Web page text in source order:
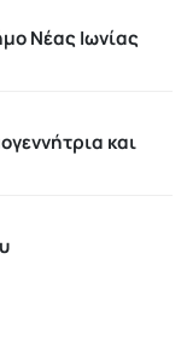
Νέας Ιωνίας
και